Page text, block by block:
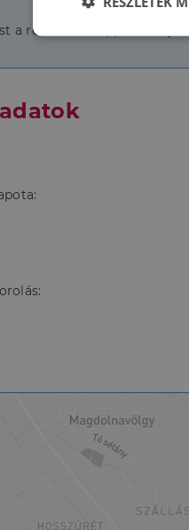
a real estate opportunity
fiókkezelést. A
Név
Név
Név
Szolgáltató
_lang